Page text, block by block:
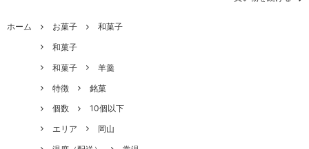
ホーム お菓子
和菓子
和菓子
和菓子
羊羹
特徴
銘菓
個数
10個以下
エリア
岡山